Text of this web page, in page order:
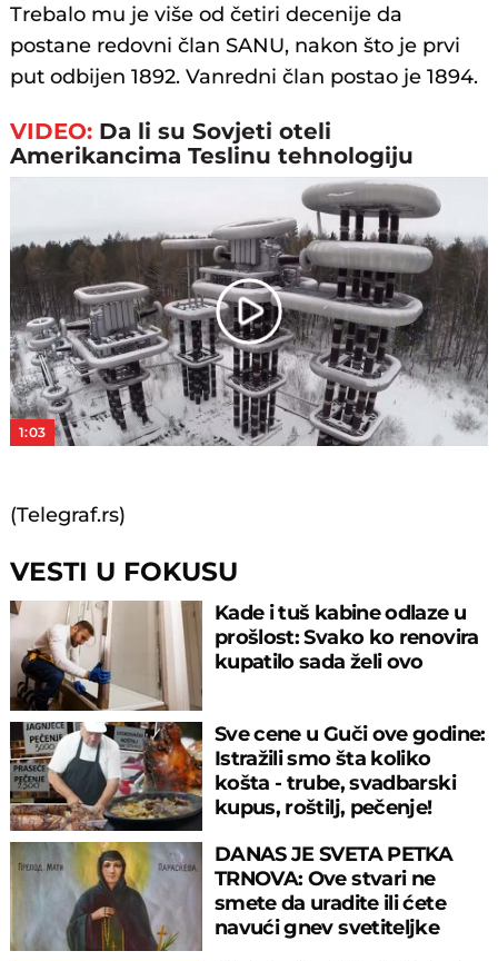
Trebalo mu je više od četiri decenije da
postane redovni član SANU, nakon što je prvi
put odbijen 1892. Vanredni član postao je 1894.
VIDEO: Da li su Sovjeti oteli
Amerikancima Teslinu tehnologiju
Play
Video
1:03
(Telegraf.rs)
VESTI U FOKUSU
Kade i tuš kabine odlaze u
prošlost: Svako ko renovira
kupatilo sada želi ovo
Sve cene u Guči ove godine:
Istražili smo šta koliko
košta - trube, svadbarski
kupus, roštilj, pečenje!
DANAS JE SVETA PETKA
TRNOVA: Ove stvari ne
smete da uradite ili ćete
navući gnev svetiteljke